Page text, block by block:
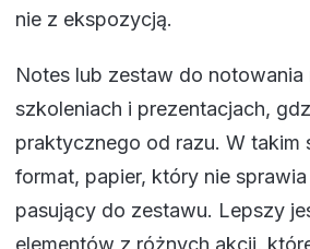
nie z ekspozycją.
Notes lub zestaw do
szkoleniach i prezentacjach,
praktycznego od razu. W
format, papier, który nie
pasujący do zestawu. Lepszy